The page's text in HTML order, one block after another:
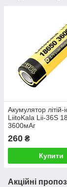
Акумулятор літій-
LiitoKala Lii-36S
3600мАг
260 ₴
Купити
Акційні